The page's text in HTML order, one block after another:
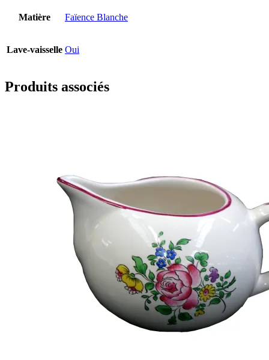
Matière Faïence Blanche
Lave-vaisselle Oui
Produits associés